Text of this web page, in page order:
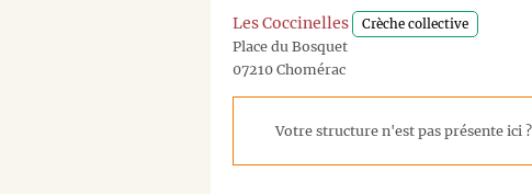
Les Coccinelles Crèche collective
Place du Bosquet
07210 Chomérac
Votre structure n'est pas présente ici ?